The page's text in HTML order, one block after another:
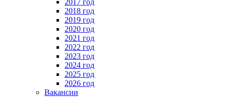
2018 год
2019 год
2020 год
2021 год
2022 год
2023 год
2024 год
2025 год
2026 год
Вакансии